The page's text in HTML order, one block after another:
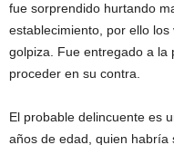
fue sorprendido hurtando
establecimiento, por ello
golpiza. Fue entregado a la
proceder en su contra.
El probable delincuente es
años de edad, quien habría